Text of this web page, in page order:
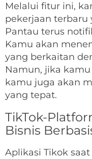
Melalui fitur ini,
pekerjaan terbaru
Pantau terus
Kamu akan
yang berkaitan
Namun, jika
kamu juga akan
yang tepat.
TikTok-
Bisnis
Aplikasi Tikok